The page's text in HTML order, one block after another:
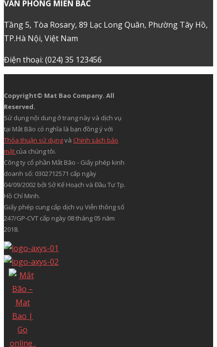
THANH TOÁN
TẢI ỨNG DỤNG
TRỤ SỞ CHÍNH
12A Núi Thành, Phường Tân Bình, TP.Hồ Chí Minh, Việt
Nam
12A Núi Thành, Phường Tân Bình, TP.Hồ Chí Minh, Việt
Nam
Điện thoại: (028) 3622 9999
VĂN PHÒNG MIỀN BẮC
Tầng 5, Tòa Rosary, 89 Lạc Long Quân, Phường Tây Hồ,
TP.Hà Nội, Việt Nam